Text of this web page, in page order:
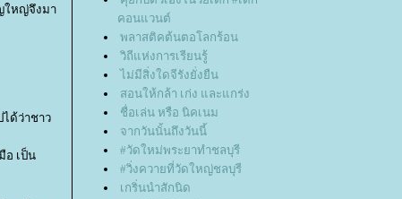
ใหญ่จึงมา
ด้ว่าชาว
อ เป็น
คอนแวนต์
พลาสติคต้นตอโลกร้อน
วิถีแห่งการเรียนรู้
ไม่มีสิ่งใดจีรังยั่งยืน
สอนให้กล้า เก่ง และแกร่ง
ชื่อเล่น หรือ นิคเนม
จากวันนั้นถึงวันนี้
#วัดใหม่พระยาทำชลบุรี
#วิ่งควายที่วัดใหญ่ชลบุรี
เกริ่นนำสักนิด